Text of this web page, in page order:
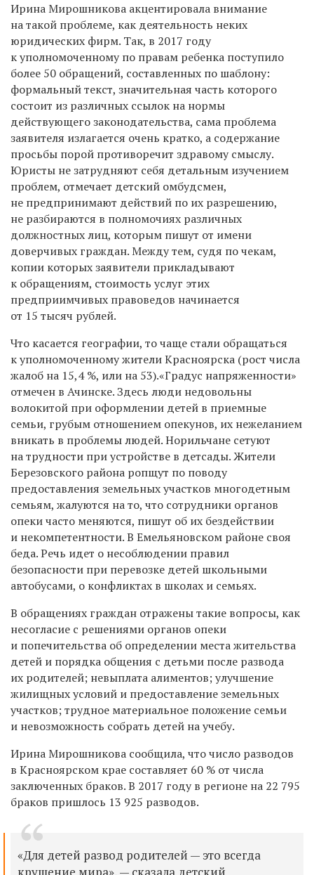
Ирина Мирошникова акцентировала внимание
на такой проблеме, как деятельность неких
юридических фирм. Так, в 2017 году
к уполномоченному по правам ребенка поступило
более 50 обращений, составленных по шаблону:
формальный текст, значительная часть которого
состоит из различных ссылок на нормы
действующего законодательства, сама проблема
заявителя излагается очень кратко, а содержание
просьбы порой противоречит здравому смыслу.
Юристы не затрудняют себя детальным изучением
проблем, отмечает детский омбудсмен,
не предпринимают действий по их разрешению,
не разбираются в полномочиях различных
должностных лиц, которым пишут от имени
доверчивых граждан. Между тем, судя по чекам,
копии которых заявители прикладывают
к обращениям, стоимость услуг этих
предприимчивых правоведов начинается
от 15 тысяч рублей.
Что касается географии, то чаще стали обращаться
к уполномоченному жители Красноярска (рост числа
жалоб на 15,4 %, или на 53).«Градус напряженности»
отмечен в Ачинске. Здесь люди недовольны
волокитой при оформлении детей в приемные
семьи, грубым отношением опекунов, их нежеланием
вникать в проблемы людей. Норильчане сетуют
на трудности при устройстве в детсады. Жители
Березовского района ропщут по поводу
предоставления земельных участков многодетным
семьям, жалуются на то, что сотрудники органов
опеки часто меняются, пишут об их бездействии
и некомпетентности. В Емельяновском районе своя
беда. Речь идет о несоблюдении правил
безопасности при перевозке детей школьными
автобусами, о конфликтах в школах и семьях.
В обращениях граждан отражены такие вопросы, как
несогласие с решениями органов опеки
и попечительства об определении места жительства
детей и порядка общения с детьми после развода
их родителей; невыплата алиментов; улучшение
жилищных условий и предоставление земельных
участков; трудное материальное положение семьи
и невозможность собрать детей на учебу.
Ирина Мирошникова сообщила, что число разводов
в Красноярском крае составляет 60 % от числа
заключенных браков. В 2017 году в регионе на 22 795
браков пришлось 13 925 разводов.
«Для детей развод родителей — это всегда